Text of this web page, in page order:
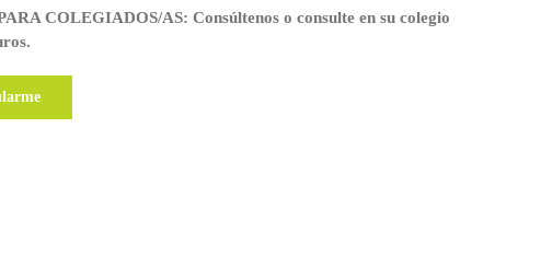
COLEGIADOS/AS: Consúltenos o consulte en su colegio